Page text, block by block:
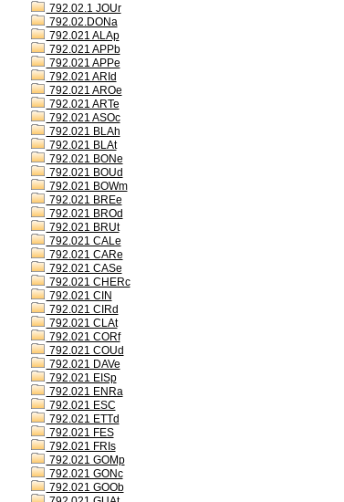
792.02.1 JOUr
792.02.DONa
792.021 ALAp
792.021 APPb
792.021 APPe
792.021 ARId
792.021 AROe
792.021 ARTe
792.021 ASOc
792.021 BLAh
792.021 BLAt
792.021 BONe
792.021 BOUd
792.021 BOWm
792.021 BREe
792.021 BROd
792.021 BRUt
792.021 CALe
792.021 CARe
792.021 CASe
792.021 CHERc
792.021 CIN
792.021 CIRd
792.021 CLAt
792.021 CORf
792.021 COUd
792.021 DAVe
792.021 EISp
792.021 ENRa
792.021 ESC
792.021 ETTd
792.021 FES
792.021 FRIs
792.021 GOMp
792.021 GONc
792.021 GOOb